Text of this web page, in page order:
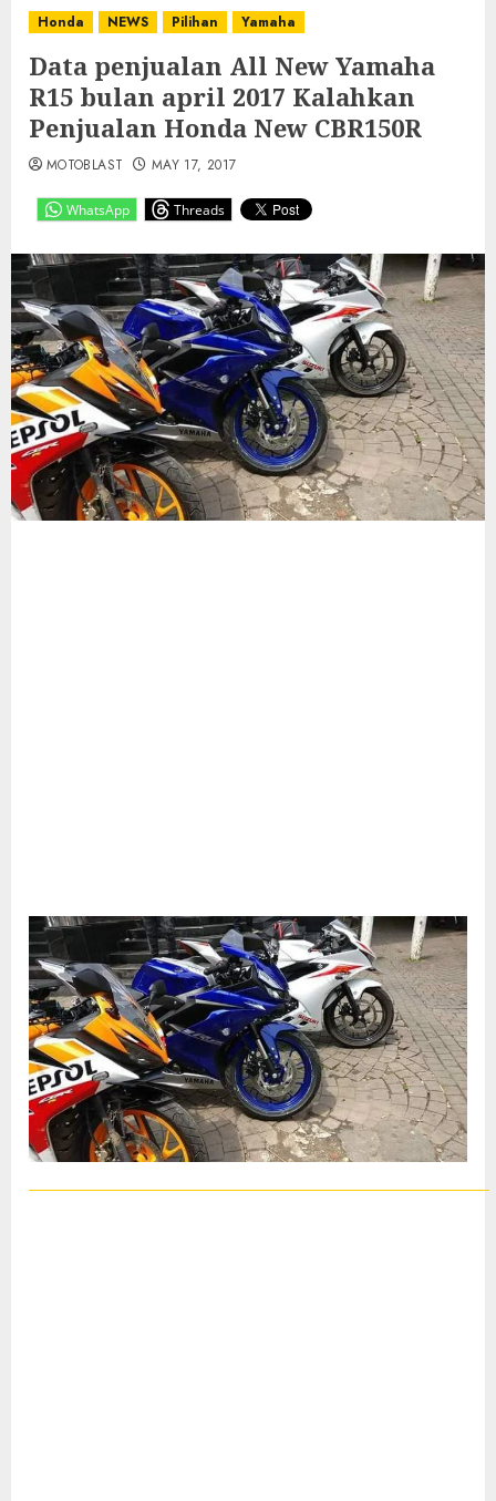
Honda NEWS Pilihan Yamaha
Data penjualan All New Yamaha
R15 bulan april 2017 Kalahkan
Penjualan Honda New CBR150R
WhatsApp Threads
MOTOBLAST MAY 17, 2017